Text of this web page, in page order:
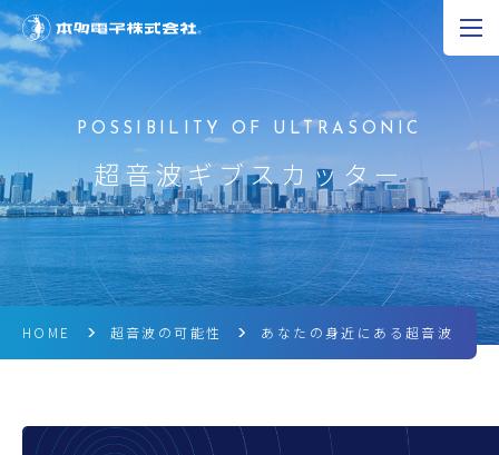
JP EN CN
超音波の可能性
製品情報
研究開発
企業情報
ニュース
超音波ギブスカッター
HOME 超音波の可能性 あなたの身近にある超音波